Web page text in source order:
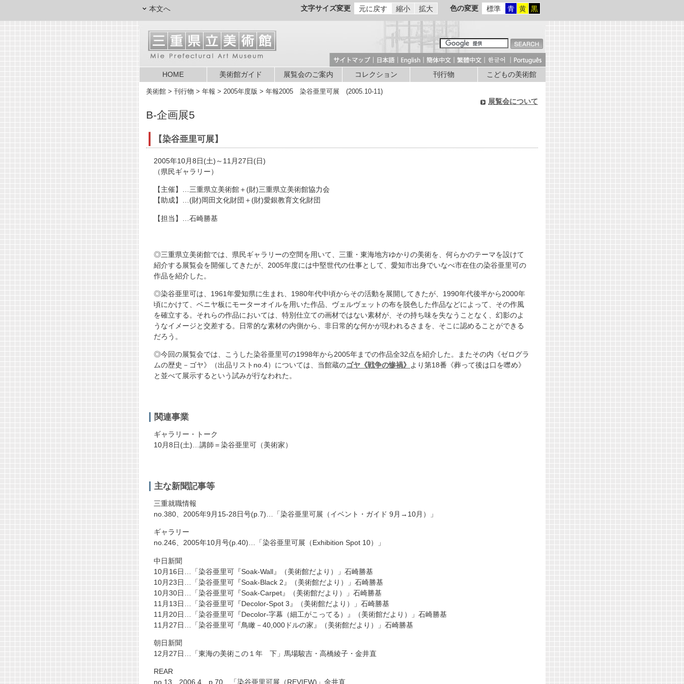
本文へ 文字サイズ変更 元に戻す 縮小 拡大 色の変更 標準 青 黄 黒
HOME 美術館ガイド 展覧会のご案内 コレクション 刊行物 こどもの美術館
美術館 > 刊行物 > 年報 > 2005年度版 > 年報2005 染谷亜里可展 (2005.10-11)
展覧会について
B-企画展5
【染谷亜里可展】
2005年10月8日(土)～11月27日(日)
（県民ギャラリー）
【主催】…三重県立美術館＋(財)三重県立美術館協力会
【助成】…(財)岡田文化財団＋(財)愛銀教育文化財団
【担当】…石崎勝基
◎三重県立美術館では、県民ギャラリーの空間を用いて、三重・東海地方ゆかりの美術を、何らかのテーマを設けて
紹介する展覧会を開催してきたが、2005年度には中堅世代の仕事として、愛知市出身でいなべ市在住の染谷亜里可の
作品を紹介した。
◎染谷亜里可は、1961年愛知県に生まれ、1980年代中頃からその活動を展開してきたが、1990年代後半から2000年
頃にかけて、ベニヤ板にモーターオイルを用いた作品、ヴェルヴェットの布を脱色した作品などによって、その作風
を確立する。それらの作品においては、特別仕立ての画材ではない素材が、その持ち味を失なうことなく、幻影のよ
うなイメージと交差する。日常的な素材の内側から、非日常的な何かが現われるさまを、そこに認めることができる
だろう。
◎今回の展覧会では、こうした染谷亜里可の1998年から2005年までの作品全32点を紹介した。またその内《ゼログラ
ムの歴史－ゴヤ》（出品リストno.4）については、当館蔵のゴヤ《戦争の惨禍》 より第18番《葬って後は口を噤め》
と並べて展示するという試みが行なわれた。
関連事業
ギャラリー・トーク
10月8日(土)…講師＝染谷亜里可（美術家）
主な新聞記事等
三重就職情報
no.380、2005年9月15-28日号(p.7)…「染谷亜里可展（イベント・ガイド 9月→10月）」
ギャラリー
no.246、2005年10月号(p.40)…「染谷亜里可展（Exhibition Spot 10）」
中日新聞
10月16日…「染谷亜里可『Soak-Wall』（美術館だより）」石崎勝基
10月23日…「染谷亜里可『Soak-Black 2』（美術館だより）」石崎勝基
10月30日…「染谷亜里可『Soak-Carpet』（美術館だより）」石崎勝基
11月13日…「染谷亜里可『Decolor-Spot 3』（美術館だより）」石崎勝基
11月20日…「染谷亜里可『Decolor-字幕（細工がこってる）』（美術館だより）」石崎勝基
11月27日…「染谷亜里可『鳥瞰－40,000ドルの家』（美術館だより）」石崎勝基
朝日新聞
12月27日…「東海の美術この１年 下」馬場駿吉・高橋綾子・金井直
REAR
no.13、2006.4、p.70…「染谷亜里可展（REVIEW)」金井直